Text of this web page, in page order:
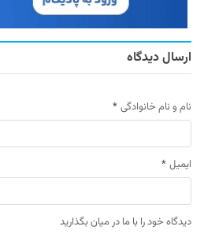
ارسال دیدگاه
نام و نام خانوادگی *
ایمیل *
دیدگاه خود را با ما در میان بگذارید